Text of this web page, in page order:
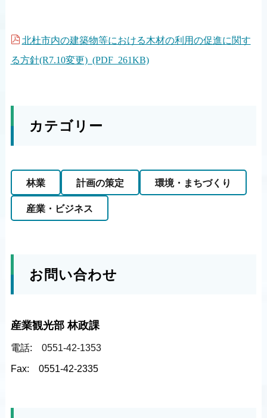
北杜市内の建築物等における木材の利用の促進に関す
る方針(R7.10変更) (PDF 261KB)
カテゴリー
林業 計画の策定 環境・まちづくり
産業・ビジネス
お問い合わせ
産業観光部 林政課
電話: 0551-42-1353
Fax: 0551-42-2335